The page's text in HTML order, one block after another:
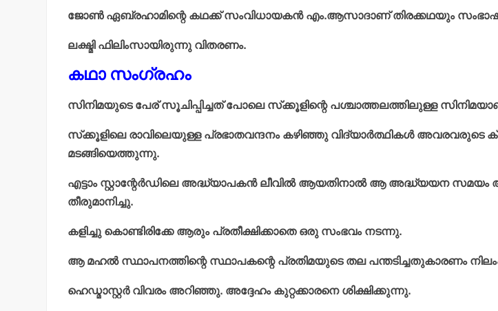
ജോണ്‍ ഏബ്രഹാമിന്റെ കഥക്ക് സംവിധായകന്‍ എം.ആസാദാണ് തിരക്കഥയും
ലക്ഷ്മി ഫിലിംസായിരുന്നു വിതരണം.
കഥാ സംഗ്രഹം
സിനിമയുടെ പേര് സൂചിപ്പിച്ചത് പോലെ സ്‌ക്കൂളിന്റെ പശ്ചാത്തലത്തിലുള്ള
സ്‌ക്കൂളിലെ രാവിലെയുള്ള പ്രഭാതവന്ദനം കഴിഞ്ഞു വിദ്യാര്‍ത്ഥികള്‍ അവരവരുടെ
മടങ്ങിയെത്തുന്നു.
എട്ടാം സ്റ്റാന്റേര്‍ഡിലെ അദ്ധ്യാപകന്‍ ലീവില്‍ ആയതിനാല്‍ ആ അദ്ധ്യയന സമയം
തീരുമാനിച്ചു.
കളിച്ചു കൊണ്ടിരിക്കേ ആരും പ്രതീക്ഷിക്കാതെ ഒരു സംഭവം നടന്നു.
ആ മഹല്‍ സ്ഥാപനത്തിന്റെ സ്ഥാപകന്റെ പ്രതിമയുടെ തല പന്തടിച്ചതുകാരണം
ഹെഡ്മാസ്റ്റര്‍ വിവരം അറിഞ്ഞു. അദ്ദേഹം കുറ്റക്കാരനെ ശിക്ഷിക്കുന്നു.